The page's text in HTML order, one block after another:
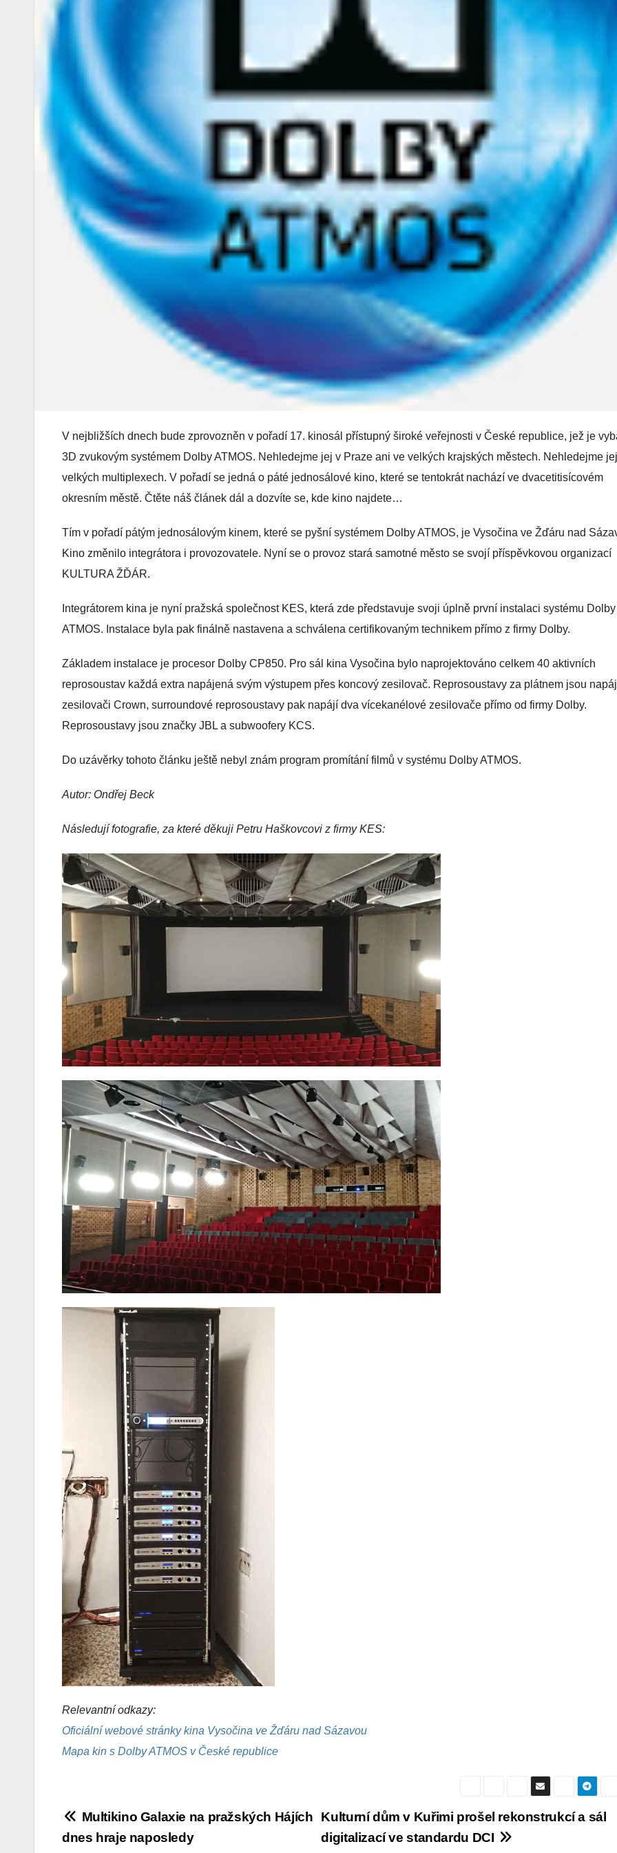
V nejbližších dnech bude zprovozněn v pořadí 17. kinosál přístupný široké veřejnosti v České republice, jež je
3D zvukovým systémem Dolby ATMOS. Nehledejme jej v Praze ani ve velkých krajských městech. Nehledejme
velkých multiplexech. V pořadí se jedná o páté jednosálové kino, které se tentokrát nachází ve dvacetitisícovém
okresním městě. Čtěte náš článek dál a dozvíte se, kde kino najdete…
Tím v pořadí pátým jednosálovým kinem, které se pyšní systémem Dolby ATMOS, je Vysočina ve Žďáru nad
Kino změnilo integrátora i provozovatele. Nyní se o provoz stará samotné město se svojí příspěvkovou organizací
KULTURA ŽĎÁR.
Integrátorem kina je nyní pražská společnost KES, která zde představuje svoji úplně první instalaci systému Dolby
ATMOS. Instalace byla pak finálně nastavena a schválena certifikovaným technikem přímo z firmy Dolby.
Základem instalace je procesor Dolby CP850. Pro sál kina Vysočina bylo naprojektováno celkem 40 aktivních
reprosoustav každá extra napájená svým výstupem přes koncový zesilovač. Reprosoustavy za plátnem jsou
zesilovači Crown, surroundové reprosoustavy pak napájí dva vícekanélové zesilovače přímo od firmy Dolby.
Reprosoustavy jsou značky JBL a subwoofery KCS.
Do uzávěrky tohoto článku ještě nebyl znám program promítání filmů v systému Dolby ATMOS.
Autor: Ondřej Beck
Následují fotografie, za které děkuji Petru Haškovcovi z firmy KES:
Relevantní odkazy:
Oficiální webové stránky kina Vysočina ve Žďáru nad Sázavou
Mapa kin s Dolby ATMOS v České republice
Navigace
Kulturní dům v Kuřimi prošel rekonstrukcí a sál
digitalizací ve standardu DCI
Multikino Galaxie na pražských Hájích
dnes hraje naposledy